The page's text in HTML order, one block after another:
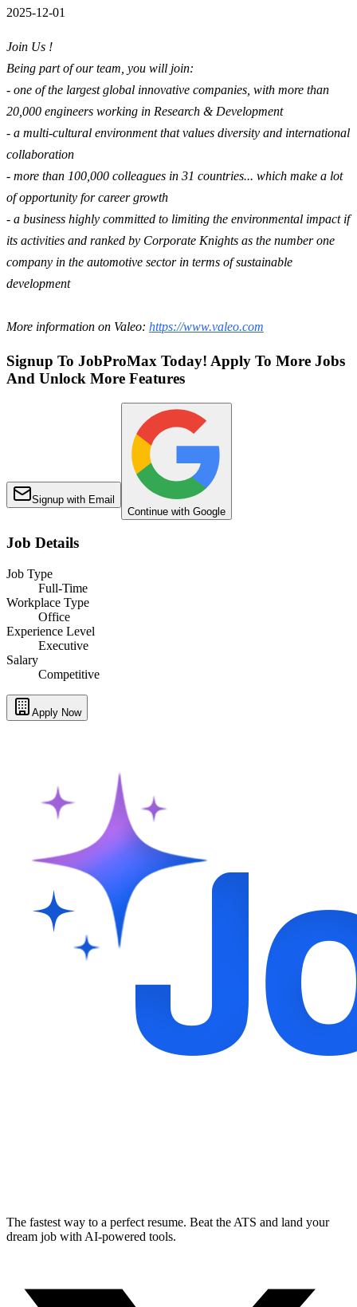
2025-12-01
Join Us !
Being part of our team, you will join:
- one of the largest global innovative companies, with more than
20,000 engineers working in Research & Development
- a multi-cultural environment that values diversity and international
collaboration
- more than 100,000 colleagues in 31 countries... which make a lot
of opportunity for career growth
- a business highly committed to limiting the environmental impact if
its activities and ranked by Corporate Knights as the number one
company in the automotive sector in terms of sustainable
development
More information on Valeo: https://www.valeo.com
Signup To JobProMax Today! Apply To More Jobs
And Unlock More Features
Signup with Email
Continue with Google
Job Details
Job Type
Full-Time
Workplace Type
Office
Experience Level
Executive
Salary
Competitive
Apply Now
The fastest way to a perfect resume. Beat the ATS and land your
dream job with AI-powered tools.